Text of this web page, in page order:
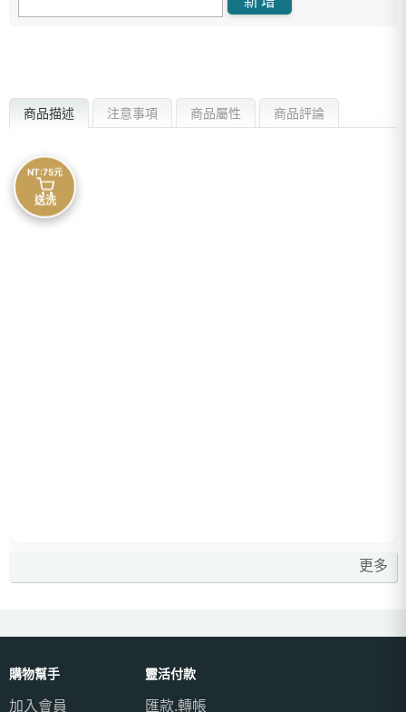
商品描述 注意事項 商品屬性 商品評論
更多
購物幫手
加入會員
靈活付款
匯款.轉帳
NT:75元
送洗